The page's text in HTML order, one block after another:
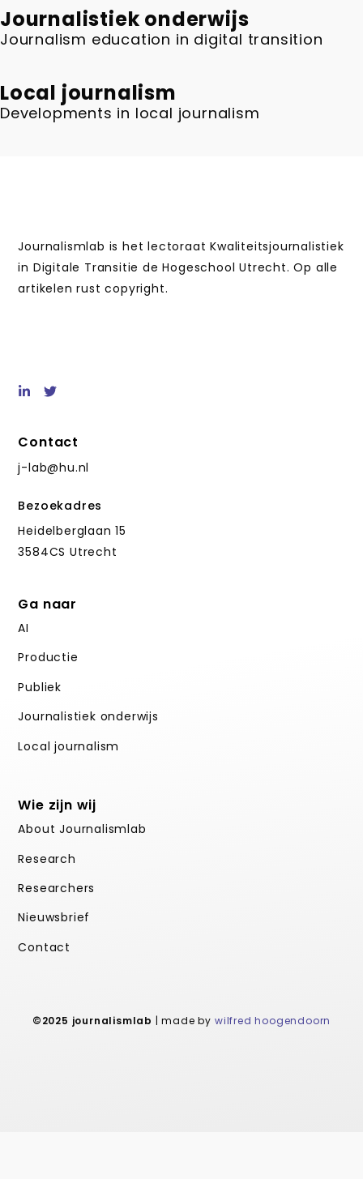
Journalistiek onderwijs
Journalism education in digital transition
Local journalism
Developments in local journalism
Journalismlab is het lectoraat Kwaliteitsjournalistiek
in Digitale Transitie de Hogeschool Utrecht. Op alle
artikelen rust copyright.
Contact
j-lab@hu.nl
Bezoekadres
Heidelberglaan 15
3584CS Utrecht
Ga naar
AI
Productie
Publiek
Journalistiek onderwijs
Local journalism
Wie zijn wij
About Journalismlab
Research
Researchers
Nieuwsbrief
Contact
©2025 journalismlab | made by wilfred hoogendoorn